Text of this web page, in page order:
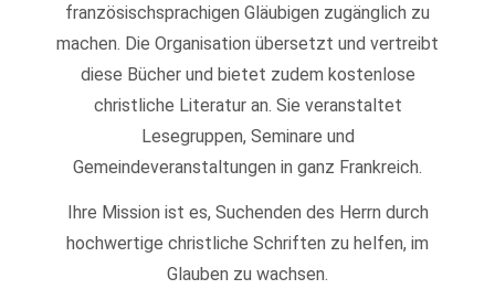
französischsprachigen Gläubigen zugänglich zu
machen. Die Organisation übersetzt und vertreibt
diese Bücher und bietet zudem kostenlose
christliche Literatur an. Sie veranstaltet
Lesegruppen, Seminare und
Gemeindeveranstaltungen in ganz Frankreich.
Ihre Mission ist es, Suchenden des Herrn durch
hochwertige christliche Schriften zu helfen, im
Glauben zu wachsen.